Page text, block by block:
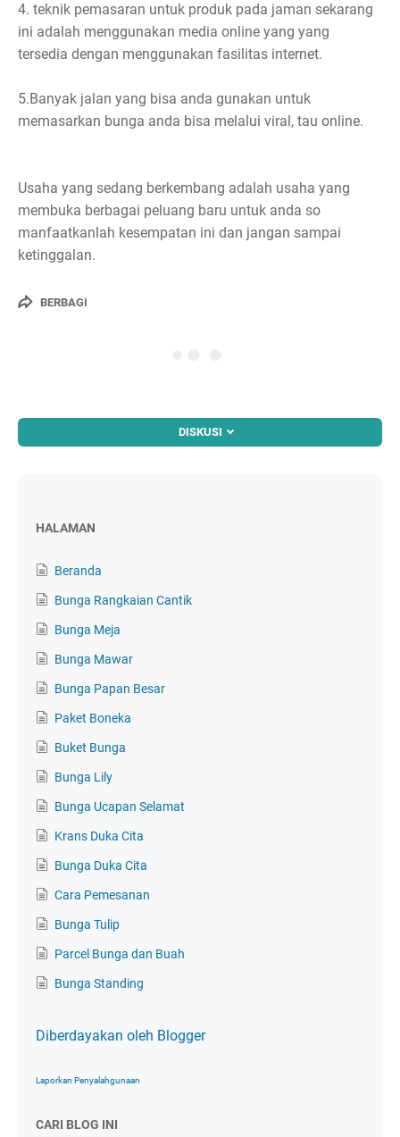
4. teknik pemasaran untuk produk pada jaman sekarang
ini adalah menggunakan media online yang yang
tersedia dengan menggunakan fasilitas internet.
5.Banyak jalan yang bisa anda gunakan untuk
memasarkan bunga anda bisa melalui viral, tau online.
Usaha yang sedang berkembang adalah usaha yang
membuka berbagai peluang baru untuk anda so
manfaatkanlah kesempatan ini dan jangan sampai
ketinggalan.
BERBAGI
DISKUSI
HALAMAN
Beranda
Bunga Rangkaian Cantik
Bunga Meja
Bunga Mawar
Bunga Papan Besar
Paket Boneka
Buket Bunga
Bunga Lily
Bunga Ucapan Selamat
Krans Duka Cita
Bunga Duka Cita
Cara Pemesanan
Bunga Tulip
Parcel Bunga dan Buah
Bunga Standing
Diberdayakan oleh Blogger
Laporkan Penyalahgunaan
CARI BLOG INI